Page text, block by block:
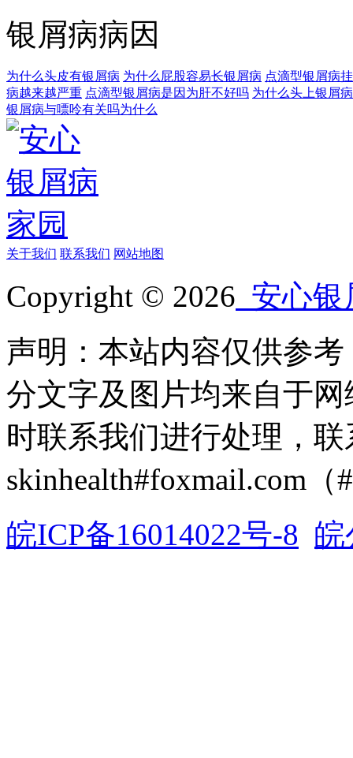
银屑病病因
为什么头皮有银屑病 为什么屁股容易长银屑病 点滴型银屑病
病越来越严重 点滴型银屑病是因为肝不好吗 为什么头上银屑
银屑病与嘌呤有关吗为什么
关于我们 联系我们 网站地图
Copyright © 2026 安心银
声明：本站内容仅供参
分文字及图片均来自于
时联系我们进行处理，
skinhealth#foxmail.com（
皖ICP备16014022号-8 皖